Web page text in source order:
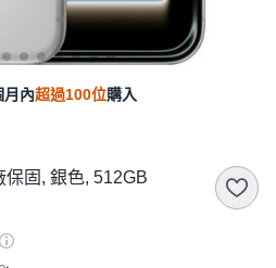
月內超過100位購入
固, 銀色, 512GB